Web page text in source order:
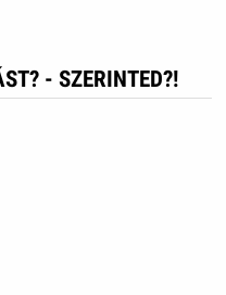
- SZERINTED?!